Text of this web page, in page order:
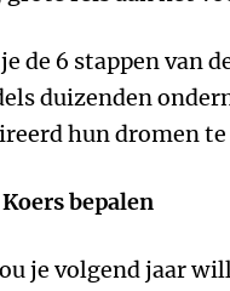
de 6 stappen van
duizenden
hun dromen te
Koers bepalen
je volgend jaar